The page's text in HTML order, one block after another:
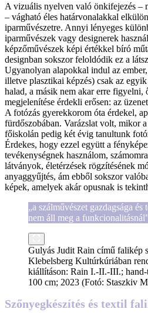
A vizuális nyelven való önkifejezés –
– vágható éles határvonalakkal
iparművészetre. Annyi lényeges
iparművészek vagy designerek
képzőművészek képi értékkel bíró
designban sokszor feloldódik ez a
Ugyanolyan alapokkal indul az
illetve plasztikai képzés) csak az
halad, a másik nem akar erre figyelni,
megjelenítése érdekli erősen: az
A fotózás gyerekkorom óta érdekel,
fürdőszobában. Varázslat volt, mikor
főiskolán pedig két évig tanultunk
Érdekes, hogy ezzel együtt a
tevékenységnek használom,
látványok, életérzések rögzítésének
anyaggyűjtés, ám ebből sokszor
képek, amelyek akár opusnak is
„a szálművészet gazdagsága
nem áll meg a funkcionalitásnál”
Gulyás Judit Rain című falikép
Klebelsberg Kultúrkúriában
kiállításon: Rain I.-II.-III.;
100 cm; 2023 (Fotó: Staszkiv
Szőnyegkészítés és textil